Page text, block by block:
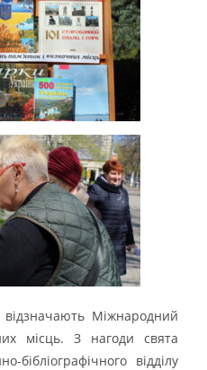
відзначають Міжнародний
місць. З нагоди свята
бібліографічного відділу